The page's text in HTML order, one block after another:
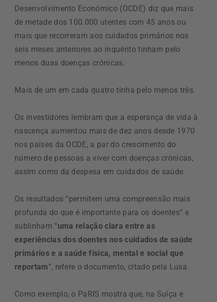
Desenvolvimento Económico (OCDE) diz que mais
de metade dos 100.000 utentes com 45 anos ou
mais que recorreram aos cuidados primários nos
seis meses anteriores ao inquérito tinham pelo
menos duas doenças crónicas.
Mais de um em cada quatro tinha pelo menos três.
Os investidores lembram que a esperança de vida à
nascença aumentou mais de dez anos desde 1970
nos países da OCDE, a par do crescimento do
número de pessoas a viver com doenças crónicas,
assim como da despesa em cuidados de saúde.
Os resultados “permitem uma compreensão mais
profunda do que é importante para os doentes” e
sublinham “uma relação clara entre as
experiências dos doentes nos cuidados de saúde
primários e a saúde física, mental e social que
reportam”, refere o documento, citado pela Lusa.
Como exemplo, o PaRIS mostra que, na Suíça e